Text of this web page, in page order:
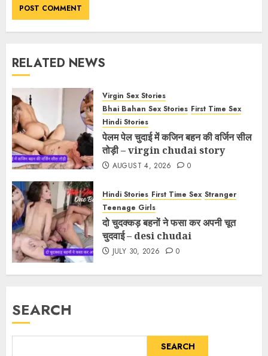
RELATED NEWS
Virgin Sex Stories
Bhai Bahan Sex Stories First Time Sex
Hindi Stories
पेलम पेल चुदाई में कजिन बहन की वर्जिन सील
तोड़ी – virgin chudai story
AUGUST 4, 2026 0
Hindi Stories First Time Sex Stranger
Teenage Girls
दो चुदक्कड़ बहनों ने फसा कर अपनी चूत
चुदवाई – desi chudai
JULY 30, 2026 0
SEARCH
SEARCH